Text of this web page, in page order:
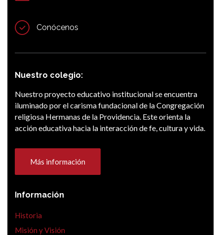
Conócenos
Nuestro colegio:
Nuestro proyecto educativo institucional se encuentra
iluminado por el carisma fundacional de la Congregación
religiosa Hermanas de la Providencia. Este orienta la
acción educativa hacia la interacción de fe, cultura y vida.
Más información
Información
Historia
Misión y Visión